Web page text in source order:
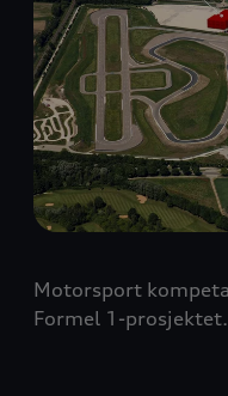
Motorsport
Formel 1-prosjektet.